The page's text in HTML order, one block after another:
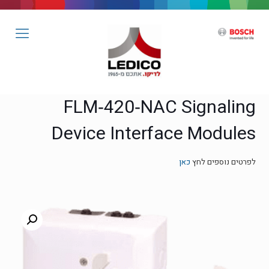
FLM‑420‑NAC Signaling
Device Interface Modules
לפרטים נוספים לחץ כאן